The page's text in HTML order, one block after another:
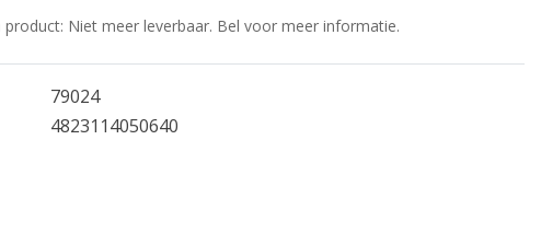
product: Niet meer leverbaar. Bel voor meer informatie.
79024
4823114050640